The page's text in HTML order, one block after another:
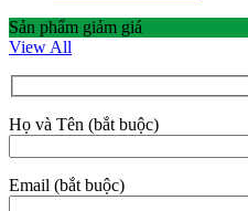
Sản phẩm giảm giá
View All
Họ và Tên (bắt buộc)
Email (bắt buộc)